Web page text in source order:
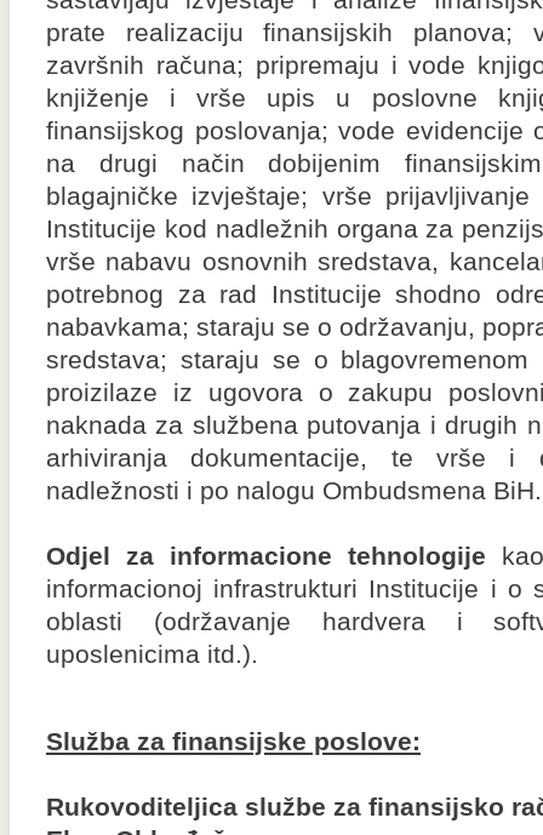
prate realizaciju finansijskih planova;
završnih računa; pripremaju i vode
knjiženje i vrše upis u poslovne
finansijskog poslovanja; vode evidencije
na drugi način dobijenim
blagajničke izvještaje; vrše
Institucije kod nadležnih organa za
vrše nabavu osnovnih sredstava,
potrebnog za rad Institucije shodno
nabavkama; staraju se o održavanju,
sredstava; staraju se o
proizilaze iz ugovora o zakupu
naknada za službena putovanja i drugih
arhiviranja dokumentacije, te vrše i
nadležnosti i po nalogu Ombudsmena BiH.
Odjel za informacione tehnologije
informacionoj infrastrukturi Institucije i o
oblasti (održavanje hardvera i
uposlenicima itd.).
Služba za finansijske poslove:
Rukovoditeljica službe za finansijsko